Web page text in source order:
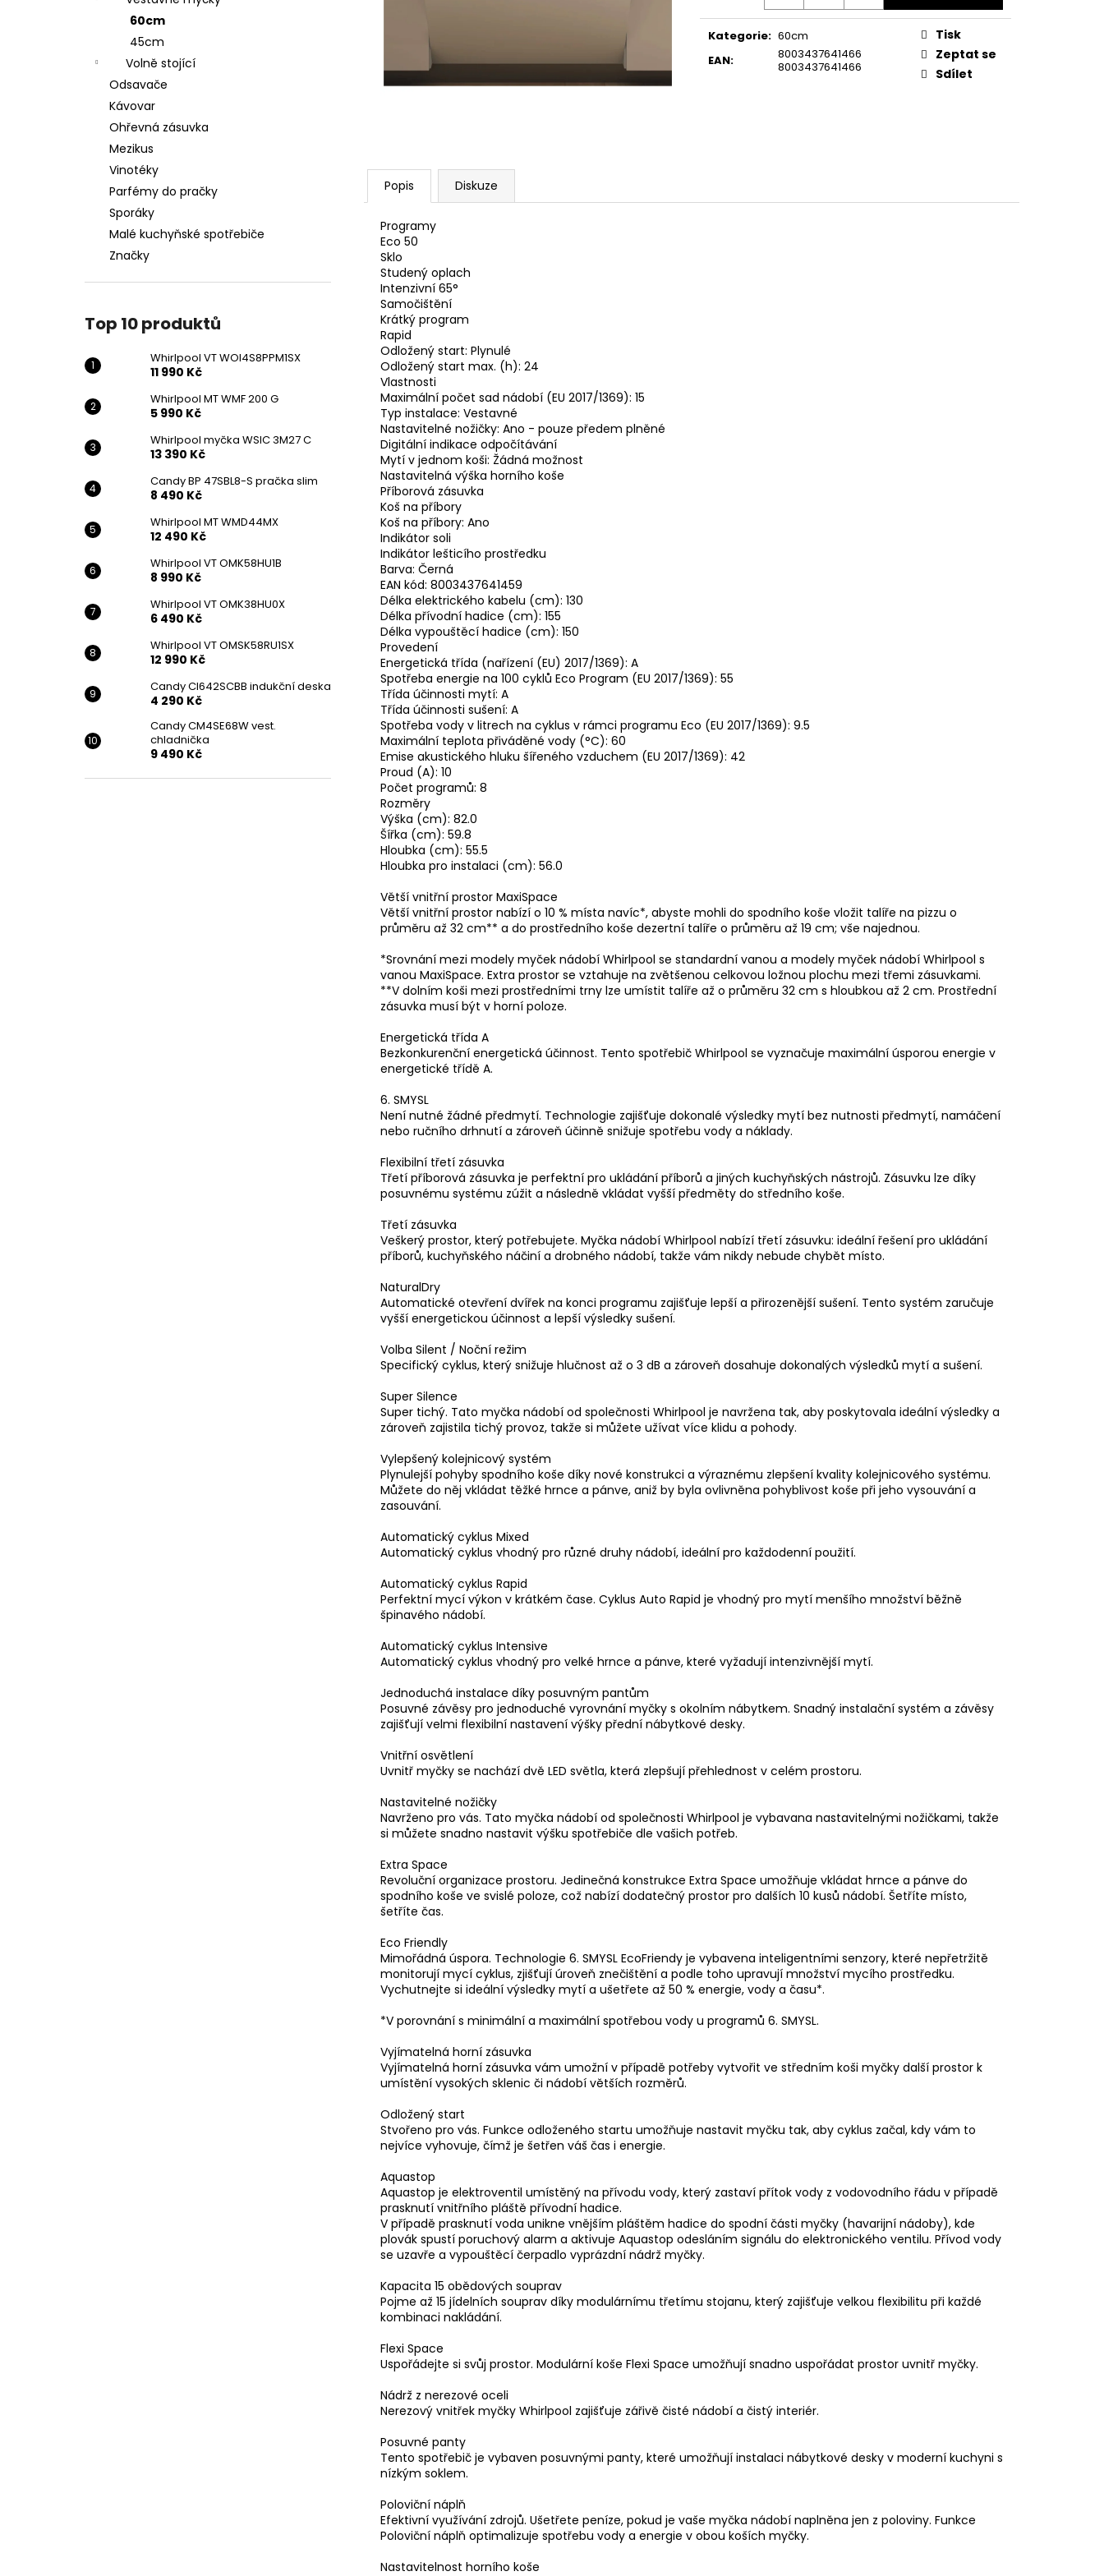
60cm
45cm
Volně stojící
Odsavače
Kávovar
Ohřevná zásuvka
Mezikus
Vinotéky
Parfémy do pračky
Sporáky
Malé kuchyňské spotřebiče
Značky
Top 10 produktů
Whirlpool VT WOI4S8PPM1SX
11 990 Kč
Whirlpool MT WMF 200 G
5 990 Kč
Whirlpool myčka WSIC 3M27 C
13 390 Kč
Candy BP 47SBL8-S pračka slim
8 490 Kč
Whirlpool MT WMD44MX
12 490 Kč
Whirlpool VT OMK58HU1B
8 990 Kč
Whirlpool VT OMK38HU0X
6 490 Kč
Whirlpool VT OMSK58RU1SX
12 990 Kč
Candy CI642SCBB indukční deska
4 290 Kč
Candy CM4SE68W vest.
chladnička
9 490 Kč
Kategorie: 60cm
EAN:
8003437641466
8003437641466
Tisk
Zeptat se
Sdílet
Popis Diskuze
Programy
Eco 50
Sklo
Studený oplach
Intenzivní 65°
Samočištění
Krátký program
Rapid
Odložený start: Plynulé
Odložený start max. (h): 24
Vlastnosti
Maximální počet sad nádobí (EU 2017/1369): 15
Typ instalace: Vestavné
Nastavitelné nožičky: Ano - pouze předem plněné
Digitální indikace odpočítávání
Mytí v jednom koši: Žádná možnost
Nastavitelná výška horního koše
Příborová zásuvka
Koš na příbory
Koš na příbory: Ano
Indikátor soli
Indikátor lešticího prostředku
Barva: Černá
EAN kód: 8003437641459
Délka elektrického kabelu (cm): 130
Délka přívodní hadice (cm): 155
Délka vypouštěcí hadice (cm): 150
Provedení
Energetická třída (nařízení (EU) 2017/1369): A
Spotřeba energie na 100 cyklů Eco Program (EU 2017/1369): 55
Třída účinnosti mytí: A
Třída účinnosti sušení: A
Spotřeba vody v litrech na cyklus v rámci programu Eco (EU 2017/1369): 9.5
Maximální teplota přiváděné vody (°C): 60
Emise akustického hluku šířeného vzduchem (EU 2017/1369): 42
Proud (A): 10
Počet programů: 8
Rozměry
Výška (cm): 82.0
Šířka (cm): 59.8
Hloubka (cm): 55.5
Hloubka pro instalaci (cm): 56.0
Větší vnitřní prostor MaxiSpace
Větší vnitřní prostor nabízí o 10 % místa navíc*, abyste mohli do spodního koše vložit talíře na pizzu o
průměru až 32 cm** a do prostředního koše dezertní talíře o průměru až 19 cm; vše najednou.
*Srovnání mezi modely myček nádobí Whirlpool se standardní vanou a modely myček nádobí Whirlpool s
vanou MaxiSpace. Extra prostor se vztahuje na zvětšenou celkovou ložnou plochu mezi třemi zásuvkami.
**V dolním koši mezi prostředními trny lze umístit talíře až o průměru 32 cm s hloubkou až 2 cm. Prostřední
zásuvka musí být v horní poloze.
Energetická třída A
Bezkonkurenční energetická účinnost. Tento spotřebič Whirlpool se vyznačuje maximální úsporou energie v
energetické třídě A.
6. SMYSL
Není nutné žádné předmytí. Technologie zajišťuje dokonalé výsledky mytí bez nutnosti předmytí, namáčení
nebo ručního drhnutí a zároveň účinně snižuje spotřebu vody a náklady.
Flexibilní třetí zásuvka
Třetí příborová zásuvka je perfektní pro ukládání příborů a jiných kuchyňských nástrojů. Zásuvku lze díky
posuvnému systému zúžit a následně vkládat vyšší předměty do středního koše.
Třetí zásuvka
Veškerý prostor, který potřebujete. Myčka nádobí Whirlpool nabízí třetí zásuvku: ideální řešení pro ukládání
příborů, kuchyňského náčiní a drobného nádobí, takže vám nikdy nebude chybět místo.
NaturalDry
Automatické otevření dvířek na konci programu zajišťuje lepší a přirozenější sušení. Tento systém zaručuje
vyšší energetickou účinnost a lepší výsledky sušení.
Volba Silent / Noční režim
Specifický cyklus, který snižuje hlučnost až o 3 dB a zároveň dosahuje dokonalých výsledků mytí a sušení.
Super Silence
Super tichý. Tato myčka nádobí od společnosti Whirlpool je navržena tak, aby poskytovala ideální výsledky a
zároveň zajistila tichý provoz, takže si můžete užívat více klidu a pohody.
Vylepšený kolejnicový systém
Plynulejší pohyby spodního koše díky nové konstrukci a výraznému zlepšení kvality kolejnicového systému.
Můžete do něj vkládat těžké hrnce a pánve, aniž by byla ovlivněna pohyblivost koše při jeho vysouvání a
zasouvání.
Automatický cyklus Mixed
Automatický cyklus vhodný pro různé druhy nádobí, ideální pro každodenní použití.
Automatický cyklus Rapid
Perfektní mycí výkon v krátkém čase. Cyklus Auto Rapid je vhodný pro mytí menšího množství běžně
špinavého nádobí.
Automatický cyklus Intensive
Automatický cyklus vhodný pro velké hrnce a pánve, které vyžadují intenzivnější mytí.
Jednoduchá instalace díky posuvným pantům
Posuvné závěsy pro jednoduché vyrovnání myčky s okolním nábytkem. Snadný instalační systém a závěsy
zajišťují velmi flexibilní nastavení výšky přední nábytkové desky.
Vnitřní osvětlení
Uvnitř myčky se nachází dvě LED světla, která zlepšují přehlednost v celém prostoru.
Nastavitelné nožičky
Navrženo pro vás. Tato myčka nádobí od společnosti Whirlpool je vybavana nastavitelnými nožičkami, takže
si můžete snadno nastavit výšku spotřebiče dle vašich potřeb.
Extra Space
Revoluční organizace prostoru. Jedinečná konstrukce Extra Space umožňuje vkládat hrnce a pánve do
spodního koše ve svislé poloze, což nabízí dodatečný prostor pro dalších 10 kusů nádobí. Šetříte místo,
šetříte čas.
Eco Friendly
Mimořádná úspora. Technologie 6. SMYSL EcoFriendy je vybavena inteligentními senzory, které nepřetržitě
monitorují mycí cyklus, zjišťují úroveň znečištění a podle toho upravují množství mycího prostředku.
Vychutnejte si ideální výsledky mytí a ušetřete až 50 % energie, vody a času*.
*V porovnání s minimální a maximální spotřebou vody u programů 6. SMYSL.
Vyjímatelná horní zásuvka
Vyjímatelná horní zásuvka vám umožní v případě potřeby vytvořit ve středním koši myčky další prostor k
umístění vysokých sklenic či nádobí větších rozměrů.
Odložený start
Stvořeno pro vás. Funkce odloženého startu umožňuje nastavit myčku tak, aby cyklus začal, kdy vám to
nejvíce vyhovuje, čímž je šetřen váš čas i energie.
Aquastop
Aquastop je elektroventil umístěný na přívodu vody, který zastaví přítok vody z vodovodního řádu v případě
prasknutí vnitřního pláště přívodní hadice.
V případě prasknutí voda unikne vnějším pláštěm hadice do spodní části myčky (havarijní nádoby), kde
plovák spustí poruchový alarm a aktivuje Aquastop odesláním signálu do elektronického ventilu. Přívod vody
se uzavře a vypouštěcí čerpadlo vyprázdní nádrž myčky.
Kapacita 15 obědových souprav
Pojme až 15 jídelních souprav díky modulárnímu třetímu stojanu, který zajišťuje velkou flexibilitu při každé
kombinaci nakládání.
Flexi Space
Uspořádejte si svůj prostor. Modulární koše Flexi Space umožňují snadno uspořádat prostor uvnitř myčky.
Nádrž z nerezové oceli
Nerezový vnitřek myčky Whirlpool zajišťuje zářivě čisté nádobí a čistý interiér.
Posuvné panty
Tento spotřebič je vybaven posuvnými panty, které umožňují instalaci nábytkové desky v moderní kuchyni s
nízkým soklem.
Poloviční náplň
Efektivní využívání zdrojů. Ušetřete peníze, pokud je vaše myčka nádobí naplněna jen z poloviny. Funkce
Poloviční náplň optimalizuje spotřebu vody a energie v obou koších myčky.
Nastavitelnost horního koše
WHIRLPOOL VT WOI4S8PPM1SX
11 990 Kč